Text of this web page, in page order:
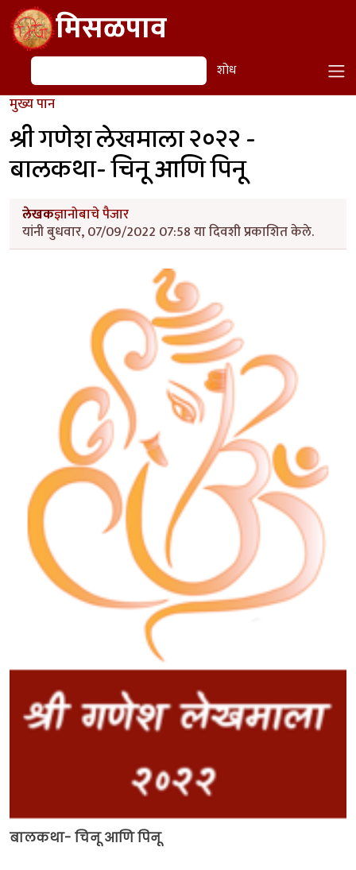
Skip to main contentमिसळपाव
शोध शोध
मुख्य पान
श्री गणेश लेखमाला २०२२ -
बालकथा- चिनू आणि पिनू
लेखकज्ञानोबाचे पैजार
यांनी बुधवार, 07/09/2022 07:58 या दिवशी प्रकाशित केले.
बालकथा- चिनू आणि पिनू